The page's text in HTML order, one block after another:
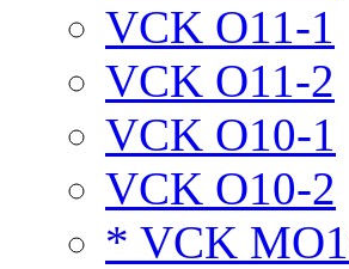
VCK O11-1
VCK O11-2
VCK O10-1
VCK O10-2
* VCK